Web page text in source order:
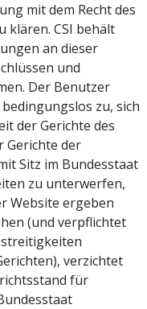
mit dem Recht des
klären. CSI behält
an dieser
und
Der Benutzer
zu, sich
der Gerichte des
Gerichte der
Sitz im Bundesstaat
zu unterwerfen,
Website ergeben
(und verpflichtet
verzichtet
für